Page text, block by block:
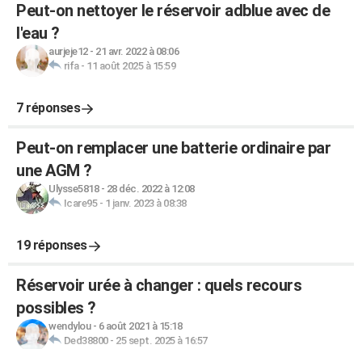
Peut-on nettoyer le réservoir adblue avec de
l'eau ?
aurjeje12- 21 avr. 2022 à 08:06
rifa- 11 août 2025 à 15:59
7 réponses
Peut-on remplacer une batterie ordinaire par
une AGM ?
Ulysse5818- 28 déc. 2022 à 12:08
Icare95- 1 janv. 2023 à 08:38
19 réponses
Réservoir urée à changer : quels recours
possibles ?
wendylou- 6 août 2021 à 15:18
Ded38800- 25 sept. 2025 à 16:57